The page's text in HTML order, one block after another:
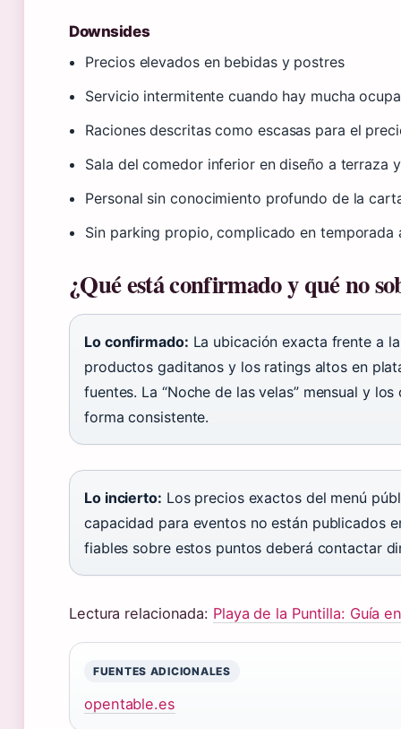
Downsides
Precios elevados en bebidas y postres
Servicio intermitente cuando hay mucha
Raciones descritas como escasas para el
Sala del comedor inferior en diseño a terraza
Personal sin conocimiento profundo de la
Sin parking propio, complicado en temporada
¿Qué está confirmado y qué no
Lo confirmado: La ubicación exacta frente a
productos gaditanos y los ratings altos en
fuentes. La “Noche de las velas” mensual y
forma consistente.
Lo incierto: Los precios exactos del menú
capacidad para eventos no están publicados
fiables sobre estos puntos deberá contactar
Lectura relacionada: Playa de la Puntilla: Guía
FUENTES ADICIONALES
opentable.es